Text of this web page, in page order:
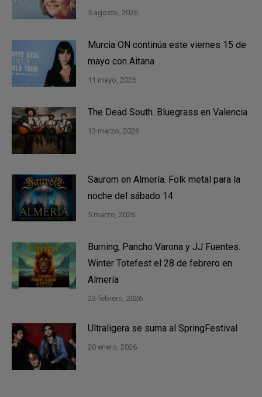
5 agosto, 2026
Murcia ON continúa este viernes 15 de
mayo con Aitana
11 mayo, 2026
The Dead South. Bluegrass en Valencia
13 marzo, 2026
Saurom en Almería. Folk metal para la
noche del sábado 14
5 marzo, 2026
Burning, Pancho Varona y JJ Fuentes.
Winter Totefest el 28 de febrero en
Almería
23 febrero, 2026
Ultraligera se suma al SpringFestival
20 enero, 2026